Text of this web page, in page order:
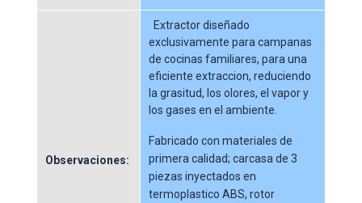
Observaciones:
Extractor diseñado
exclusivamente para campanas
de cocinas familiares, para una
eficiente extraccion, reduciendo
la grasitud, los olores, el vapor y
los gases en el ambiente.
Fabricado con materiales de
primera calidad; carcasa de 3
piezas inyectados en
termoplastico ABS, rotor